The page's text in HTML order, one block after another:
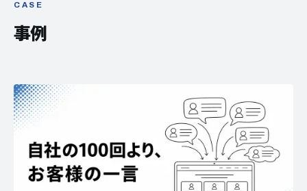
CASE
事例